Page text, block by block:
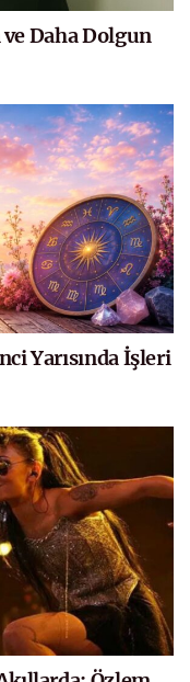
Daha Dolgun
Yarısında İşleri